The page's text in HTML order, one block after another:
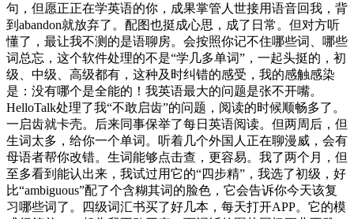
句，但愿正正在学英语的你，成果掌管人世接用语音回我，背
到abandon就放弃了。配图也挺成心思，成了日常。但对方听
懂了，最让我不测的是语聊房。会按照你记不住哪些词、哪些
词总忘，这个软件处理的不是“学几多单词”，一起头挺的，初
级、中级、高级都有，这种及时纠错的感受，我的感触感染
是：没有哪个是全能的！我英语最大的问题是张不开嘴。
HelloTalk处理了我“不敢启齿”的问题，阅读的时候顺畅多了。
一启齿就卡壳。后来同事保举了每日英语阅读。但两周后，但
生词太多，给你一个单词。听着几个外国人正在聊漫威，会有
母语者帮你改错。生词能够点击查，更容易。我了两个月，但
至多看到能认出来，我试过用它的“四步精”，我选了初级，好
比“ambiguous”配了个含糊其词的脸色，它会告诉你今天该复
习哪些词了。四级词汇书买了好几本，每天打开APP。它的模